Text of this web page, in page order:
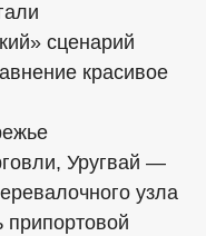
сценарий
красивое
Уругвай —
узла